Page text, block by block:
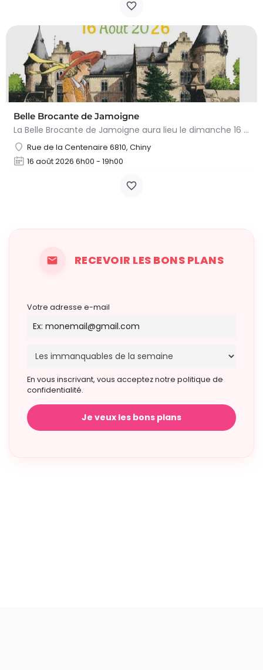
Belle Brocante de Jamoigne
La Belle Brocante de Jamoigne aura lieu le dimanche 16 août 2026 de 6h00 à 18h00, proposant une centaine…
Rue de la Centenaire 6810, Chiny
16 août 2026 6h00 - 19h00
RECEVOIR LES BONS PLANS
Votre adresse e-mail
En vous inscrivant, vous acceptez notre politique de
confidentialité.